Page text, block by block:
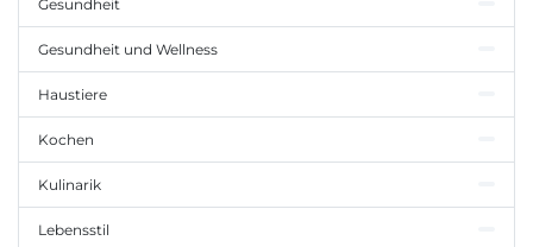
Gesundheit
Gesundheit und Wellness
Haustiere
Kochen
Kulinarik
Lebensstil